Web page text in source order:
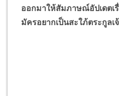
ออกมาให้สัมภาษณ์อัปเดตเ
มัครอยากเป็นสะใภ้ตระกูล